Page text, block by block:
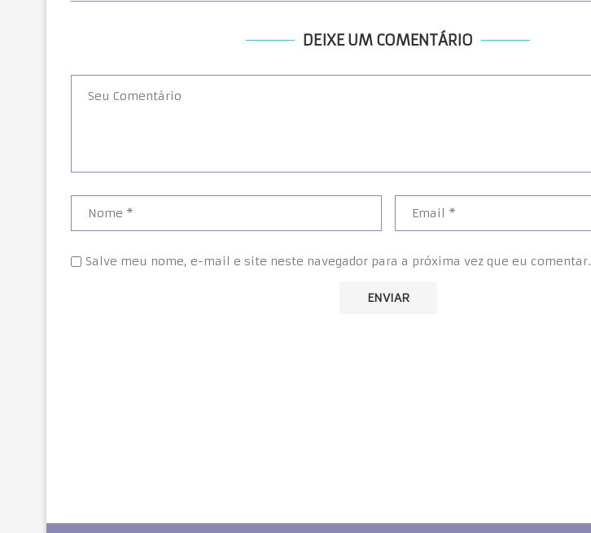
DEIXE UM COMENTÁRIO
Salve meu nome, e-mail e site neste navegador para a próxima vez que eu comentar.